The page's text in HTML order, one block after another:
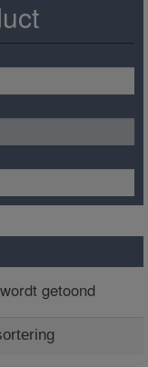
getoond